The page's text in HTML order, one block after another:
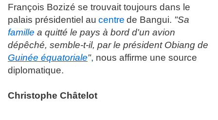
François Bozizé se trouvait toujours dans le
palais présidentiel au centre de Bangui. "Sa
famille a quitté le pays à bord d'un avion
dépêché, semble-t-il, par le président Obiang de
Guinée équatoriale", nous affirme une source
diplomatique.
Christophe Châtelot